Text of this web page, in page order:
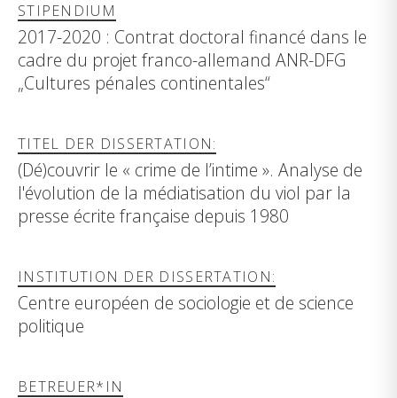
STIPENDIUM
2017-2020 : Contrat doctoral financé dans le
cadre du projet franco-allemand ANR-DFG
„Cultures pénales continentales“
TITEL DER DISSERTATION:
(Dé)couvrir le « crime de l’intime ». Analyse de
l'évolution de la médiatisation du viol par la
presse écrite française depuis 1980
INSTITUTION DER DISSERTATION:
Centre européen de sociologie et de science
politique
BETREUER*IN